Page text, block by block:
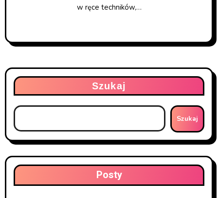
w ręce techników,…
Szukaj
Szukaj
Posty